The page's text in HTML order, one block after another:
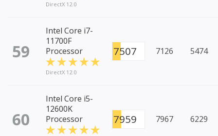
DirectX 12.0
59
Intel Core i7-
11700F
Processor
DirectX 12.0
7507 7126 5474
60
Intel Core i5-
12600K
Processor
7959 7967 6229